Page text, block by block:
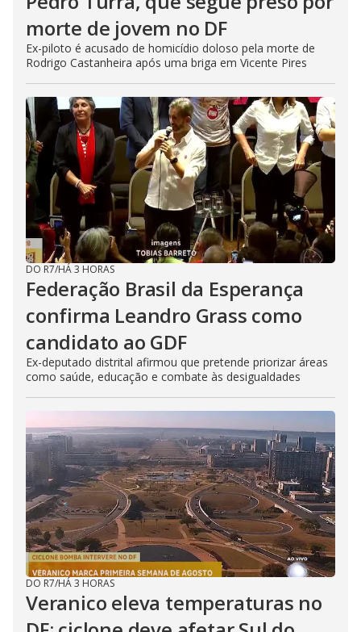
morte de jovem no DF
Ex-piloto é acusado de homicídio doloso pela morte de
Rodrigo Castanheira após uma briga em Vicente Pires
DO R7/HÁ 3 HORAS
Federação Brasil da Esperança
confirma Leandro Grass como
candidato ao GDF
Ex-deputado distrital afirmou que pretende priorizar áreas
como saúde, educação e combate às desigualdades
DO R7/HÁ 3 HORAS
Veranico eleva temperaturas no